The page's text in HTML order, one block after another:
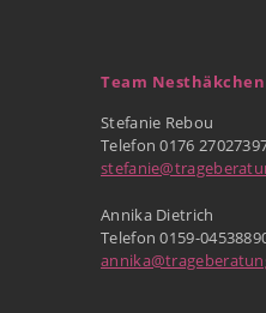
Team Nesthäkchen
Stefanie Rebou
Telefon 0176
Annika Dietrich
Telefon 0159-